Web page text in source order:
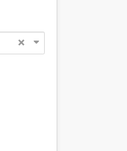
×